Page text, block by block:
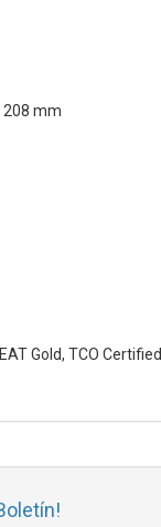
208 mm
Gold, TCO Certified